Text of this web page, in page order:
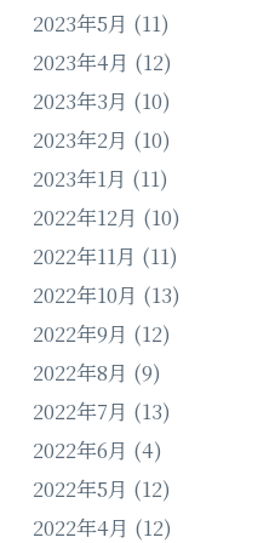
2023年5月 (11)
2023年4月 (12)
2023年3月 (10)
2023年2月 (10)
2023年1月 (11)
2022年12月 (10)
2022年11月 (11)
2022年10月 (13)
2022年9月 (12)
2022年8月 (9)
2022年7月 (13)
2022年6月 (4)
2022年5月 (12)
2022年4月 (12)